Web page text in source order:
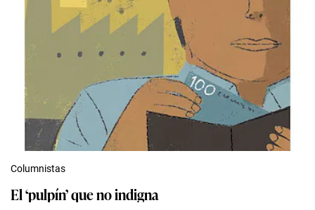
Columnistas
El ‘pulpín’ que no indigna